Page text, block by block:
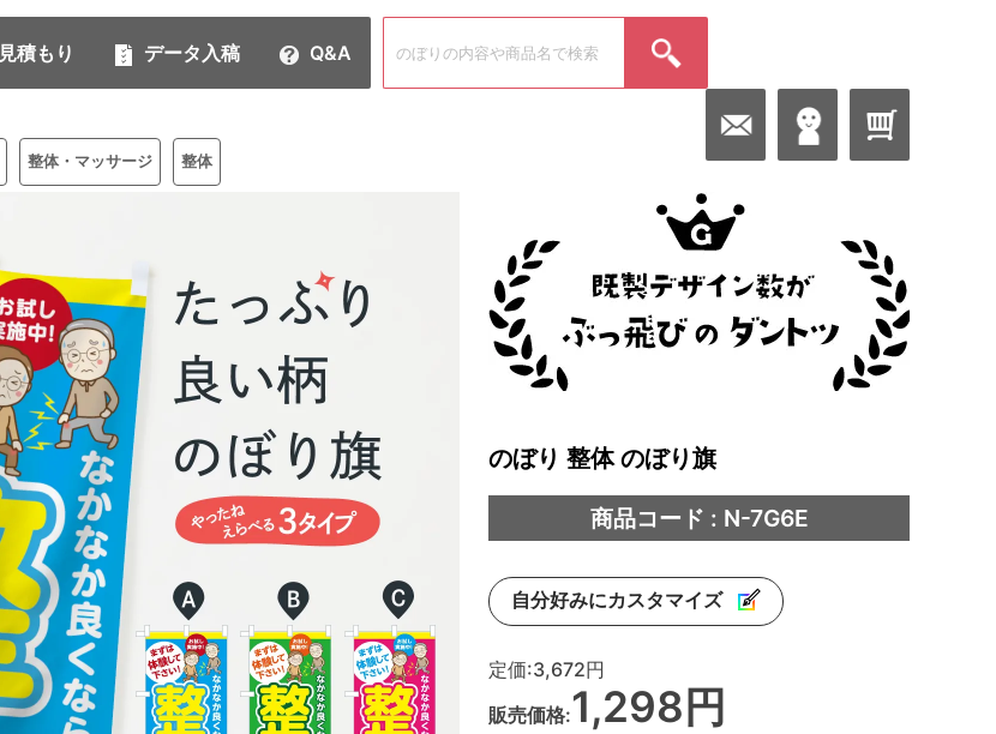
見積もり データ入稿 Q&A
整体・マッサージ 整体
のぼり 整体 のぼり旗
商品コード : N-7G6E
自分好みにカスタマイズ
定価:3,672円
販売価格:1,298円